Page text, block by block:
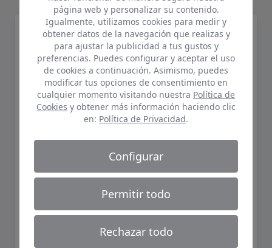
A310 Acril Grietas
página web y personalizar su contenido.
Igualmente, utilizamos cookies para medir y
obtener datos de la navegación que realizas y
para ajustar la publicidad a tus gustos y
preferencias. Puedes configurar y aceptar el uso
de cookies a continuación. Asimismo, puedes
modificar tus opciones de consentimiento en
cualquier momento visitando nuestra Política de
Cookies y obtener más información haciendo clic
en: Política de Privacidad.
Configurar
Permitir todo
Rechazar todo